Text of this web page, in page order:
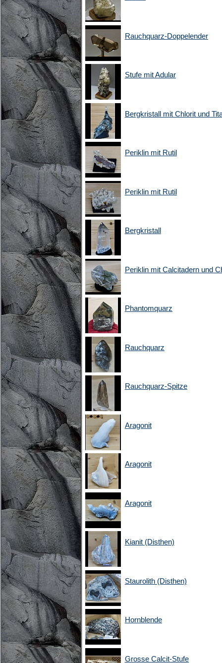
Rauchquarz-Doppelender
Stufe mit Adular
Bergkristall mit Chlorit und
Periklin mit Rutil
Periklin mit Rutil
Bergkristall
Periklin mit Calcitadern und
Phantomquarz
Rauchquarz
Rauchquarz-Spitze
Aragonit
Aragonit
Aragonit
Kianit (Disthen)
Staurolith (Disthen)
Hornblende
Grosse Calcit-Stufe